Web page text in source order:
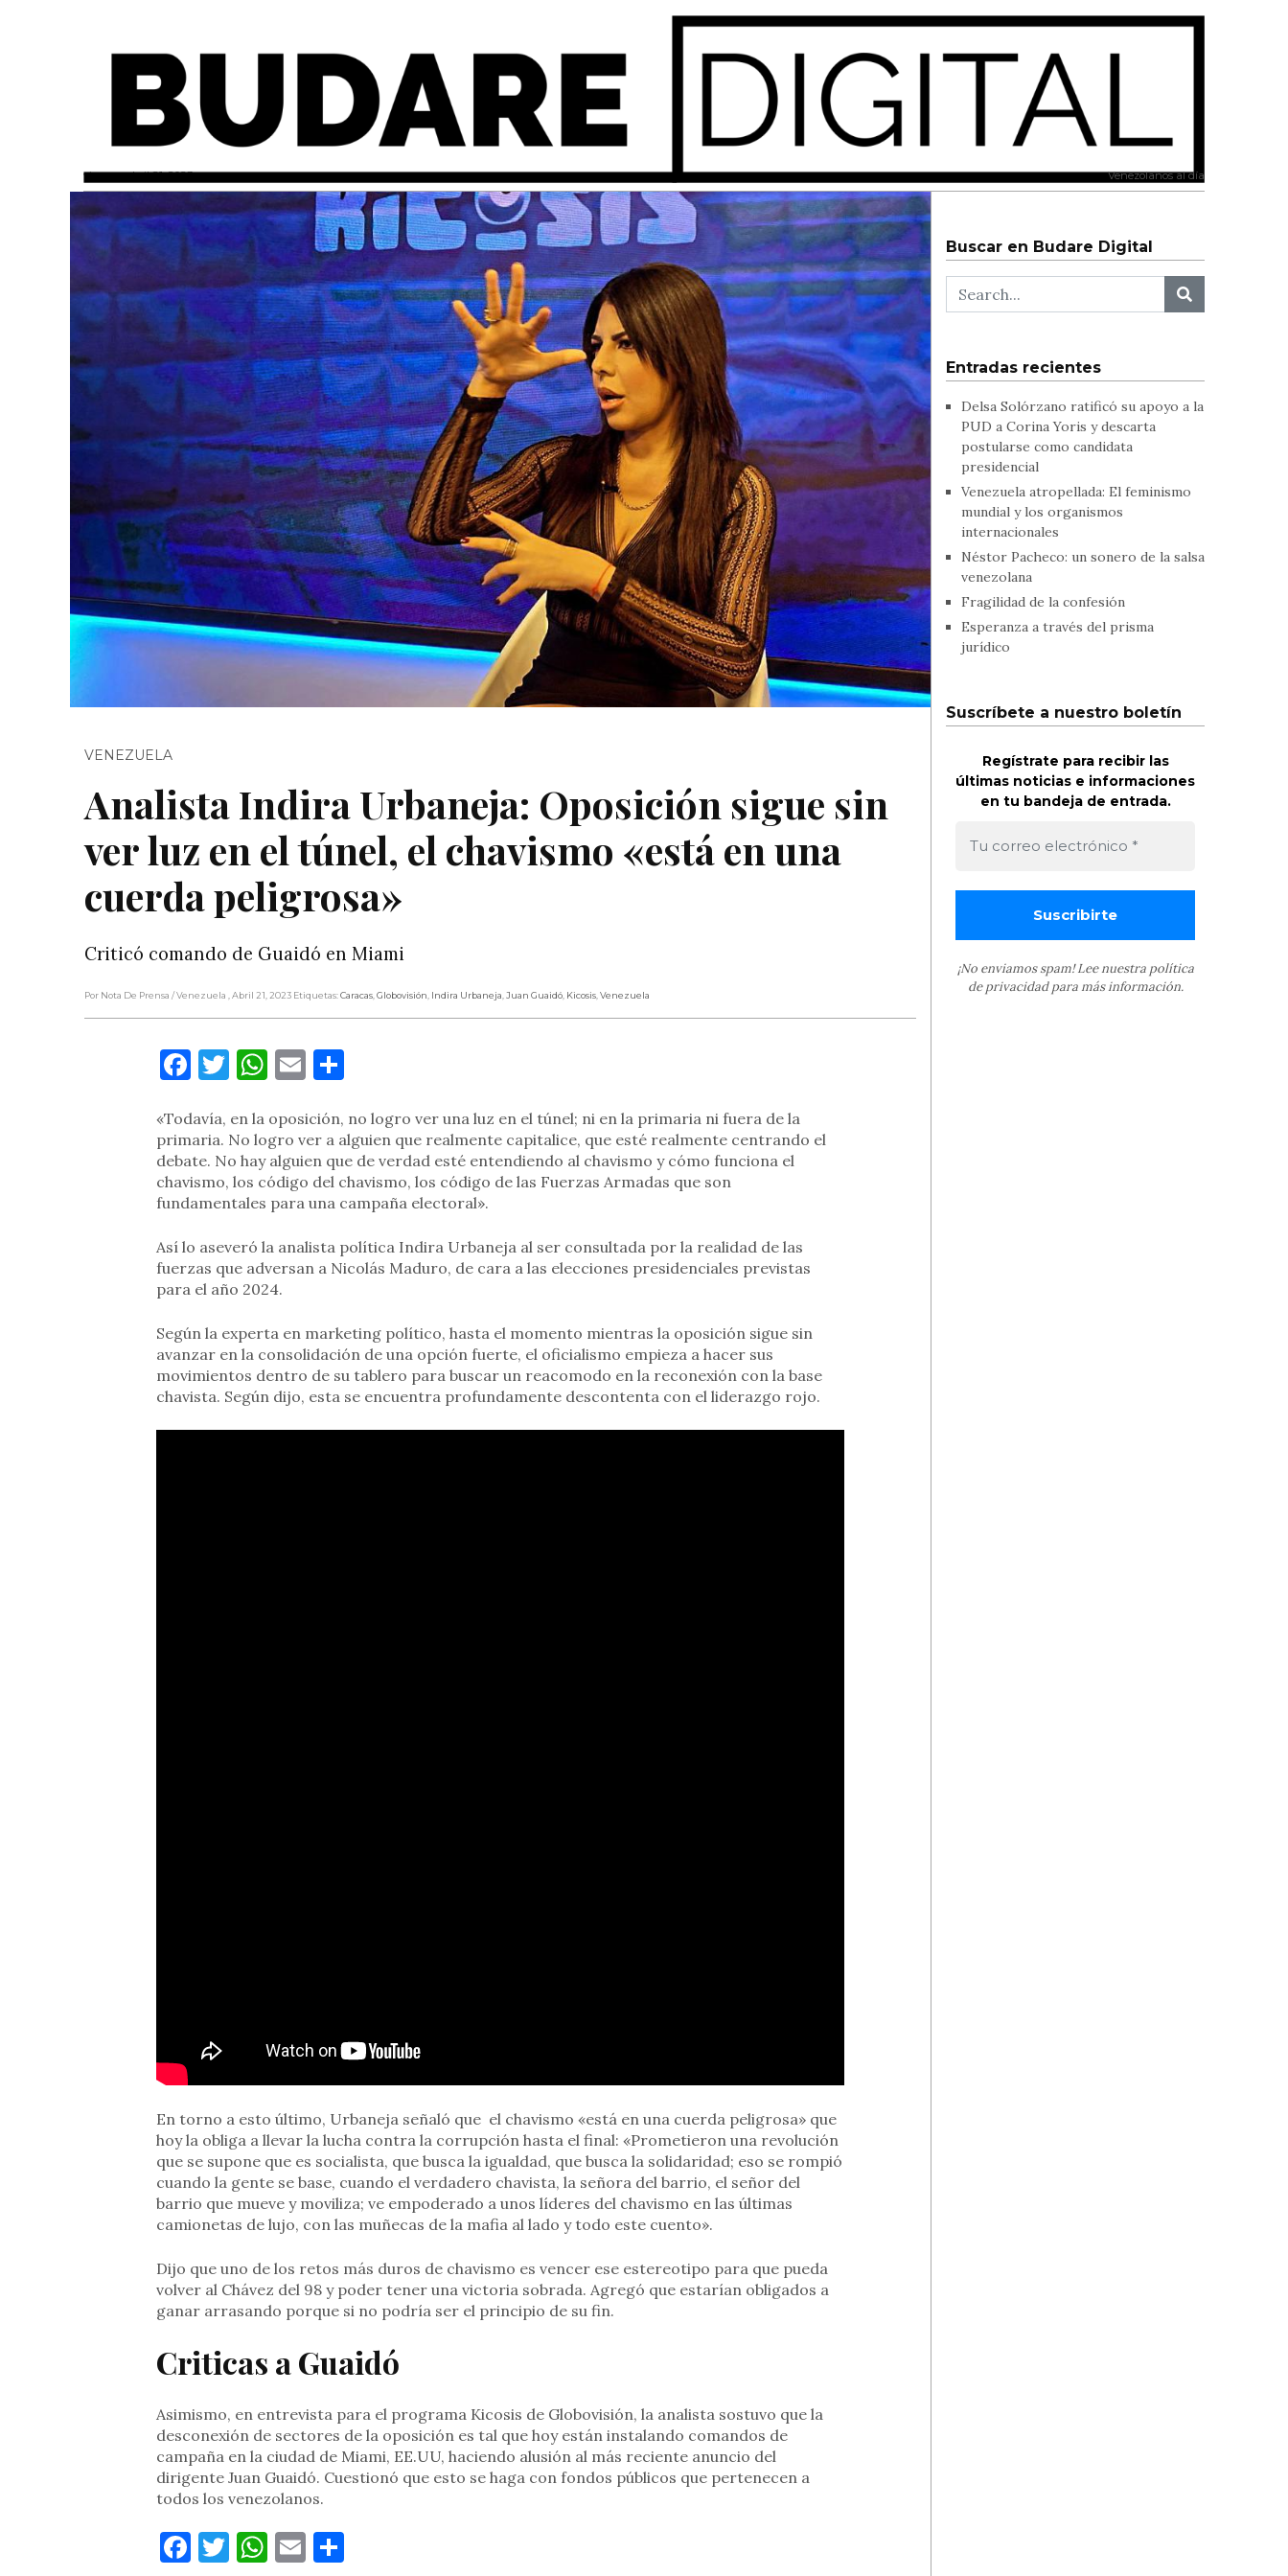
viernes, abril 21, 2023 Venezolanos al día
VENEZUELA
Analista Indira Urbaneja: Oposición sigue sin
ver luz en el túnel, el chavismo «está en una
cuerda peligrosa»
Criticó comando de Guaidó en Miami
Por Nota De Prensa / Venezuela , Abril 21, 2023 Etiquetas:Caracas,Globovisión, Indira Urbaneja,Juan Guaidó, Kicosis,Venezuela
Facebook
Twitter
WhatsApp
EmailCompartir
«Todavía, en la oposición, no logro ver una luz en el túnel; ni en la primaria ni fuera de la
primaria. No logro ver a alguien que realmente capitalice, que esté realmente centrando el
debate. No hay alguien que de verdad esté entendiendo al chavismo y cómo funciona el
chavismo, los código del chavismo, los código de las Fuerzas Armadas que son
fundamentales para una campaña electoral».
Así lo aseveró la analista política Indira Urbaneja al ser consultada por la realidad de las
fuerzas que adversan a Nicolás Maduro, de cara a las elecciones presidenciales previstas
para el año 2024.
Según la experta en marketing político, hasta el momento mientras la oposición sigue sin
avanzar en la consolidación de una opción fuerte, el oficialismo empieza a hacer sus
movimientos dentro de su tablero para buscar un reacomodo en la reconexión con la base
chavista. Según dijo, esta se encuentra profundamente descontenta con el liderazgo rojo.
En torno a esto último, Urbaneja señaló que el chavismo «está en una cuerda peligrosa» que
hoy la obliga a llevar la lucha contra la corrupción hasta el final: «Prometieron una revolución
que se supone que es socialista, que busca la igualdad, que busca la solidaridad; eso se rompió
cuando la gente se base, cuando el verdadero chavista, la señora del barrio, el señor del
barrio que mueve y moviliza; ve empoderado a unos líderes del chavismo en las últimas
camionetas de lujo, con las muñecas de la mafia al lado y todo este cuento».
Dijo que uno de los retos más duros de chavismo es vencer ese estereotipo para que pueda
volver al Chávez del 98 y poder tener una victoria sobrada. Agregó que estarían obligados a
ganar arrasando porque si no podría ser el principio de su fin.
Criticas a Guaidó
Asimismo, en entrevista para el programa Kicosis de Globovisión, la analista sostuvo que la
desconexión de sectores de la oposición es tal que hoy están instalando comandos de
campaña en la ciudad de Miami, EE.UU, haciendo alusión al más reciente anuncio del
dirigente Juan Guaidó. Cuestionó que esto se haga con fondos públicos que pertenecen a
todos los venezolanos.
Facebook
Twitter
WhatsApp
EmailCompartir
Buscar en Budare Digital
Entradas recientes
Delsa Solórzano ratificó su apoyo a la
PUD a Corina Yoris y descarta
postularse como candidata
presidencial
Venezuela atropellada: El feminismo
mundial y los organismos
internacionales
Néstor Pacheco: un sonero de la salsa
venezolana
Fragilidad de la confesión
Esperanza a través del prisma
jurídico
Suscríbete a nuestro boletín
Regístrate para recibir las
últimas noticias e informaciones
en tu bandeja de entrada.
¡No enviamos spam! Lee nuestra política
de privacidadpara más información.